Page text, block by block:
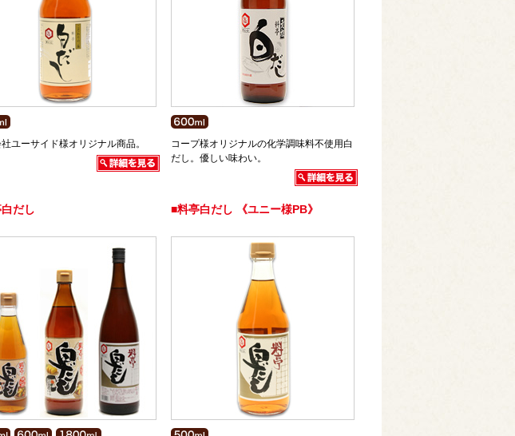
ユーサイド様オリジナル商品。
コープ様オリジナルの化学調味料不使用白
だし。優しい味わい。
だし ■料亭白だし 《ユニー様PB》